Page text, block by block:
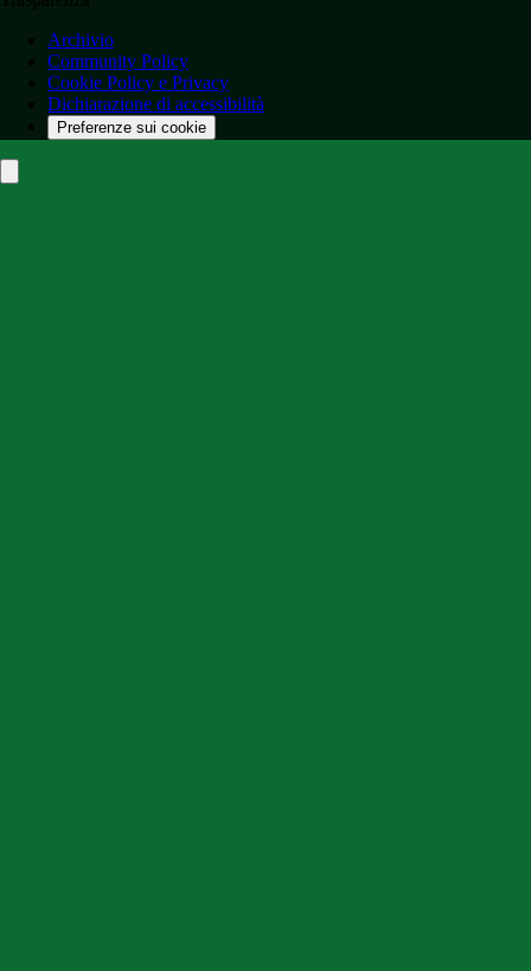
Archivio
Community Policy
Cookie Policy e Privacy
Dichiarazione di accessibilità
Preferenze sui cookie